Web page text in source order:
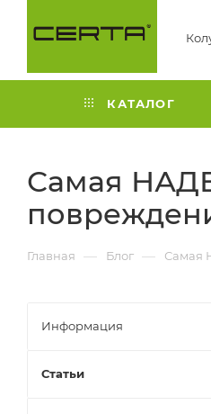
КАТАЛОГ
Самая
Главная — Блог — Самая
Информация
Статьи